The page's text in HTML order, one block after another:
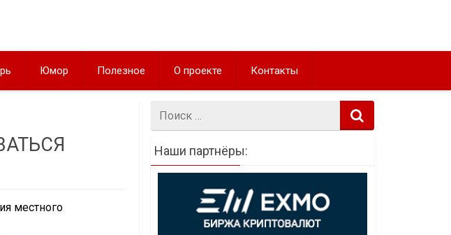
Юмор Полезное О проекте Контакты
местного
Наши партнёры: